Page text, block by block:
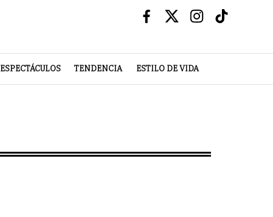
ESPECTÁCULOS TENDENCIA ESTILO DE VIDA